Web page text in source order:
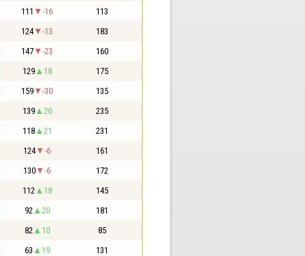
111 -16 113
124 -13 183
147 -23 160
129 18 175
159 -30 135
139 20 235
118 21 231
124 -6 161
130 -6 172
112 18 145
92 20 181
82 10 85
63 19 131